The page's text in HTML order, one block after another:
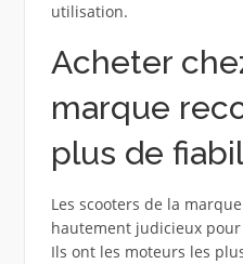
utilisation.
Acheter
marque
plus de
Les scooters de la
hautement judicieux
Ils ont les moteurs les